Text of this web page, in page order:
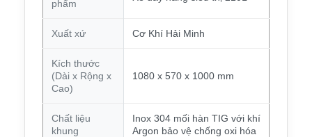
phẩm
Xuất xứ Cơ Khí Hải Minh
Kích thước
(Dài x Rộng x
Cao)
1080 x 570 x 1000 mm
Chất liệu
khung
Inox 304 mối hàn TIG với khí
Argon bảo vệ chống oxi hóa